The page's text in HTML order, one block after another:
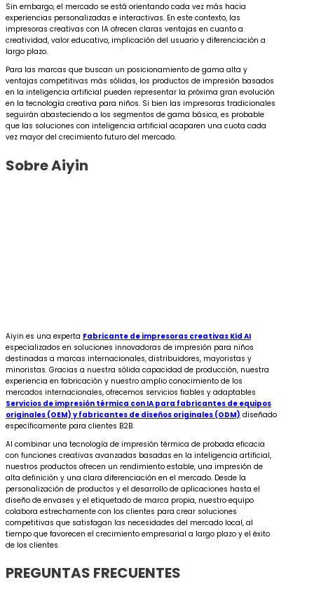
Sin embargo, el mercado se está orientando cada vez más hacia
experiencias personalizadas e interactivas. En este contexto, las
impresoras creativas con IA ofrecen claras ventajas en cuanto a
creatividad, valor educativo, implicación del usuario y diferenciación a
largo plazo.
Para las marcas que buscan un posicionamiento de gama alta y
ventajas competitivas más sólidas, los productos de impresión basados
en la inteligencia artificial pueden representar la próxima gran evolución
en la tecnología creativa para niños. Si bien las impresoras tradicionales
seguirán abasteciendo a los segmentos de gama básica, es probable
que las soluciones con inteligencia artificial acaparen una cuota cada
vez mayor del crecimiento futuro del mercado.
Sobre Aiyin
Aiyin es una experta Fabricante de impresoras creativas Kid AI
especializados en soluciones innovadoras de impresión para niños
destinadas a marcas internacionales, distribuidores, mayoristas y
minoristas. Gracias a nuestra sólida capacidad de producción, nuestra
experiencia en fabricación y nuestro amplio conocimiento de los
mercados internacionales, ofrecemos servicios fiables y adaptables
Servicios de impresión térmica con IA para fabricantes de equipos
originales (OEM) y fabricantes de diseños originales (ODM) diseñado
específicamente para clientes B2B.
Al combinar una tecnología de impresión térmica de probada eficacia
con funciones creativas avanzadas basadas en la inteligencia artificial,
nuestros productos ofrecen un rendimiento estable, una impresión de
alta definición y una clara diferenciación en el mercado. Desde la
personalización de productos y el desarrollo de aplicaciones hasta el
diseño de envases y el etiquetado de marca propia, nuestro equipo
colabora estrechamente con los clientes para crear soluciones
competitivas que satisfagan las necesidades del mercado local, al
tiempo que favorecen el crecimiento empresarial a largo plazo y el éxito
de los clientes.
PREGUNTAS FRECUENTES